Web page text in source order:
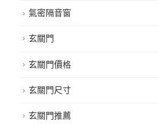
氣密隔音窗
玄關門
玄關門價格
玄關門尺寸
玄關門推薦